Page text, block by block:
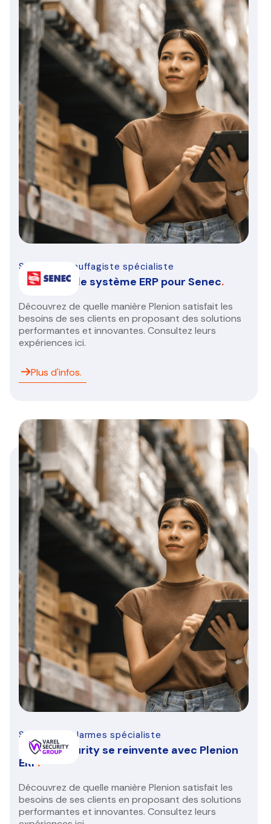
Saintaire chauffagiste spécialiste
Une nouvelle système ERP pour Senec.
Découvrez de quelle manière Plenion satisfait les
besoins de ses clients en proposant des solutions
performantes et innovantes. Consultez leurs
expériences ici.
Plus d'infos.
Sécurité & alarmes spécialiste
VAREL Security se reinvente avec Plenion
ERP .
Découvrez de quelle manière Plenion satisfait les
besoins de ses clients en proposant des solutions
performantes et innovantes. Consultez leurs